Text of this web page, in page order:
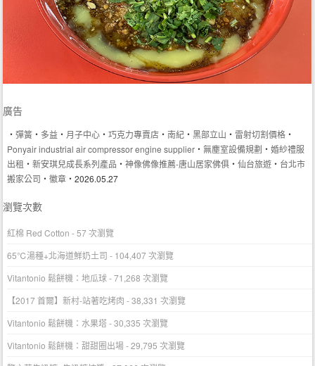
廣告
‧彈簧 ‧ 多益 ‧ 月子中心 ‧巧克力專賣店 ‧南紀 ‧黑部立山 ‧ 雷射切割價格 ‧
Ponyair industrial air compressor engine supplier ‧無塵室設備規劃 ‧婚紗禮服
出租 ‧新安琪兒成長系列產品 ‧神像佛像推薦-唐山居家佛俱 ‧仙台旅遊 ‧ 台北市
搬家公司 ‧徽章 ‧2026.05.27
瀏覽次數
紅棉 Red Cotton - 57 次瀏覽
65℃湯種+北海道鮮奶土司 - 104,407 次瀏覽
Vitantonio 鬆餅機：地瓜球- 71,268 次瀏覽
【2017 首爾】新村-站著吃烤肉 - 38,331 次瀏覽
Vitantonio 鬆餅機：水果塔- 30,335 次瀏覽
Vitantonio 鬆餅機：甜甜圈出場- 29,795 次瀏覽